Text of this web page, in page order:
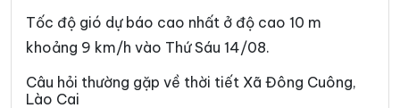
Xã Lâm Thượng Xã Lao Chải
Xã Liên Sơn Xã Lục Yên
Xã Lùng Phình Xã Lương Thịnh
Tốc độ gió dự báo cao nhất ở độ cao 10 m
khoảng 9 km/h vào Thứ Sáu 14/08.
Câu hỏi thường gặp về thời tiết Xã Đông Cuông,
Lào Cai